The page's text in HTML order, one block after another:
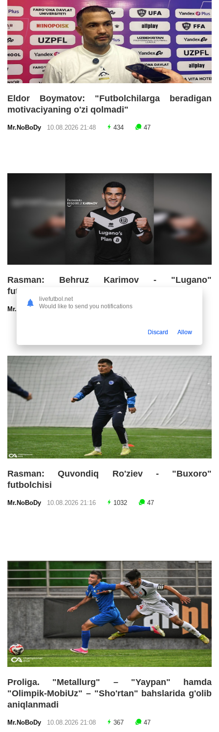
Eldor Boymatov: "Futbolchilarga beradigan
motivaciyaning o'zi qolmadi"
Mr.NoBoDy 10.08.2026 21:48 434 47
Rasman: Behruz Karimov - "Lugano"
futbolchisi!
Mr.NoBoDy10.08.2026 21:40 353
Rasman: Quvondiq Ro'ziev - "Buxoro"
futbolchisi
Mr.NoBoDy 10.08.2026 21:16 1032 47
Proliga. "Metallurg" – "Yaypan" hamda
"Olimpik-MobiUz" – "Sho'rtan" bahslarida g'olib
aniqlanmadi
Mr.NoBoDy 10.08.2026 21:08 367 47
livefutbol.net
Would like to send you notifications
Discard Allow